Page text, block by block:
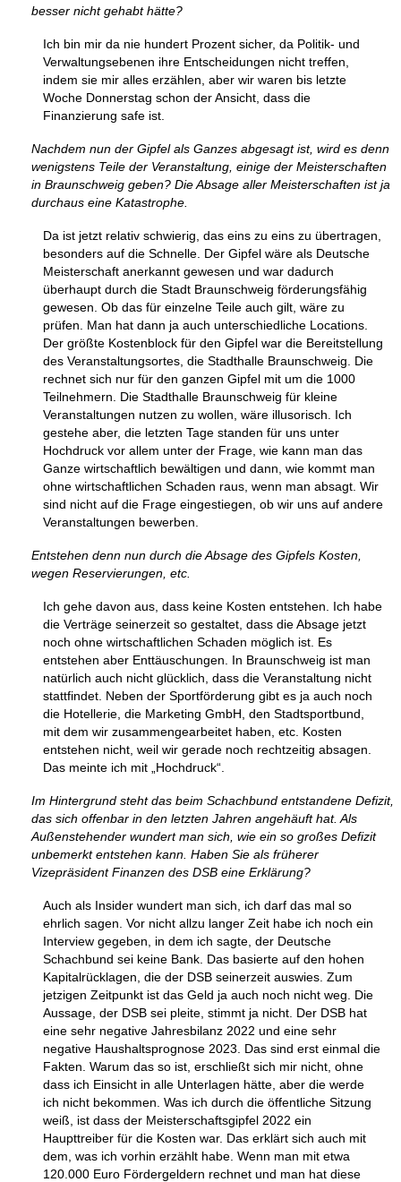
besser nicht gehabt hätte?
Ich bin mir da nie hundert Prozent sicher, da Politik- und
Verwaltungsebenen ihre Entscheidungen nicht treffen,
indem sie mir alles erzählen, aber wir waren bis letzte
Woche Donnerstag schon der Ansicht, dass die
Finanzierung safe ist.
Nachdem nun der Gipfel als Ganzes abgesagt ist, wird es denn
wenigstens Teile der Veranstaltung, einige der Meisterschaften
in Braunschweig geben? Die Absage aller Meisterschaften ist ja
durchaus eine Katastrophe.
Da ist jetzt relativ schwierig, das eins zu eins zu übertragen,
besonders auf die Schnelle. Der Gipfel wäre als Deutsche
Meisterschaft anerkannt gewesen und war dadurch
überhaupt durch die Stadt Braunschweig förderungsfähig
gewesen. Ob das für einzelne Teile auch gilt, wäre zu
prüfen. Man hat dann ja auch unterschiedliche Locations.
Der größte Kostenblock für den Gipfel war die Bereitstellung
des Veranstaltungsortes, die Stadthalle Braunschweig. Die
rechnet sich nur für den ganzen Gipfel mit um die 1000
Teilnehmern. Die Stadthalle Braunschweig für kleine
Veranstaltungen nutzen zu wollen, wäre illusorisch. Ich
gestehe aber, die letzten Tage standen für uns unter
Hochdruck vor allem unter der Frage, wie kann man das
Ganze wirtschaftlich bewältigen und dann, wie kommt man
ohne wirtschaftlichen Schaden raus, wenn man absagt. Wir
sind nicht auf die Frage eingestiegen, ob wir uns auf andere
Veranstaltungen bewerben.
Entstehen denn nun durch die Absage des Gipfels Kosten,
wegen Reservierungen, etc.
Ich gehe davon aus, dass keine Kosten entstehen. Ich habe
die Verträge seinerzeit so gestaltet, dass die Absage jetzt
noch ohne wirtschaftlichen Schaden möglich ist. Es
entstehen aber Enttäuschungen. In Braunschweig ist man
natürlich auch nicht glücklich, dass die Veranstaltung nicht
stattfindet. Neben der Sportförderung gibt es ja auch noch
die Hotellerie, die Marketing GmbH, den Stadtsportbund,
mit dem wir zusammengearbeitet haben, etc. Kosten
entstehen nicht, weil wir gerade noch rechtzeitig absagen.
Das meinte ich mit „Hochdruck“.
Im Hintergrund steht das beim Schachbund entstandene Defizit,
das sich offenbar in den letzten Jahren angehäuft hat. Als
Außenstehender wundert man sich, wie ein so großes Defizit
unbemerkt entstehen kann. Haben Sie als früherer
Vizepräsident Finanzen des DSB eine Erklärung?
Auch als Insider wundert man sich, ich darf das mal so
ehrlich sagen. Vor nicht allzu langer Zeit habe ich noch ein
Interview gegeben, in dem ich sagte, der Deutsche
Schachbund sei keine Bank. Das basierte auf den hohen
Kapitalrücklagen, die der DSB seinerzeit auswies. Zum
jetzigen Zeitpunkt ist das Geld ja auch noch nicht weg. Die
Aussage, der DSB sei pleite, stimmt ja nicht. Der DSB hat
eine sehr negative Jahresbilanz 2022 und eine sehr
negative Haushaltsprognose 2023. Das sind erst einmal die
Fakten. Warum das so ist, erschließt sich mir nicht, ohne
dass ich Einsicht in alle Unterlagen hätte, aber die werde
ich nicht bekommen. Was ich durch die öffentliche Sitzung
weiß, ist dass der Meisterschaftsgipfel 2022 ein
Haupttreiber für die Kosten war. Das erklärt sich auch mit
dem, was ich vorhin erzählt habe. Wenn man mit etwa
120.000 Euro Fördergeldern rechnet und man hat diese